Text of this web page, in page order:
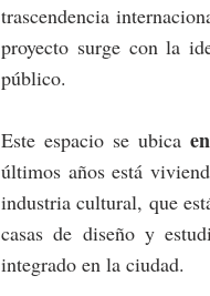
trascendencia
proyecto surge con la
público.
Este espacio se ubica
últimos años está
industria cultural, que
casas de diseño y
integrado en la ciudad.